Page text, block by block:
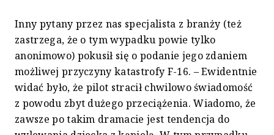
Inny pytany przez nas specjalista z branży (też
zastrzega, że o tym wypadku powie tylko
anonimowo) pokusił się o podanie jego zdaniem
możliwej przyczyny katastrofy F-16. – Ewidentnie
widać było, że pilot stracił chwilowo świadomość
z powodu zbyt dużego przeciążenia. Wiadomo, że
zawsze po takim dramacie jest tendencja do